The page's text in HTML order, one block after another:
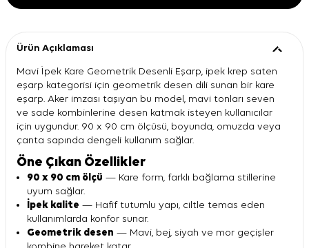
Ürün Açıklaması
Mavi İpek Kare Geometrik Desenli Eşarp, ipek krep saten
eşarp kategorisi için geometrik desen dili sunan bir kare
eşarp. Aker imzası taşıyan bu model, mavi tonları seven
ve sade kombinlerine desen katmak isteyen kullanıcılar
için uygundur. 90 x 90 cm ölçüsü, boyunda, omuzda veya
çanta sapında dengeli kullanım sağlar.
Öne Çıkan Özellikler
90 x 90 cm ölçü — Kare form, farklı bağlama stillerine
uyum sağlar.
İpek kalite — Hafif tutumlu yapı, ciltle temas eden
kullanımlarda konfor sunar.
Geometrik desen — Mavi, bej, siyah ve mor geçişler